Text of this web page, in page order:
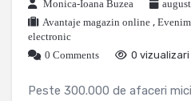
Monica-Ioana Buzea
Avantaje magazin online ,
electronic
0 Comments
0 vizualizari
Peste 300.000 de afaceri